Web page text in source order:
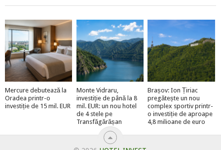
Mercure debutează la
Oradea printr-o
investiție de 15 mil. EUR
Monte Vidraru,
investiție de până la 8
mil. EUR: un nou hotel
de 4 stele pe
Transfăgărășan
Brașov: Ion Țiriac
pregătește un nou
complex sportiv printr-
o investiție de aproape
4,8 milioane de euro